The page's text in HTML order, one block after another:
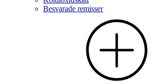
Besvarade remisser